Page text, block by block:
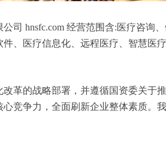
司 hnsfc.com 经营范围含:医疗咨
、医疗信息化、远程医疗、智慧医
革的战略部署，并遵循国资委关
竞争力，全面刷新企业整体素质。